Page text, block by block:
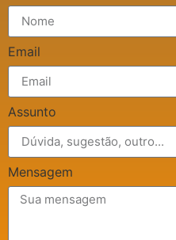
Email
Assunto
Mensagem